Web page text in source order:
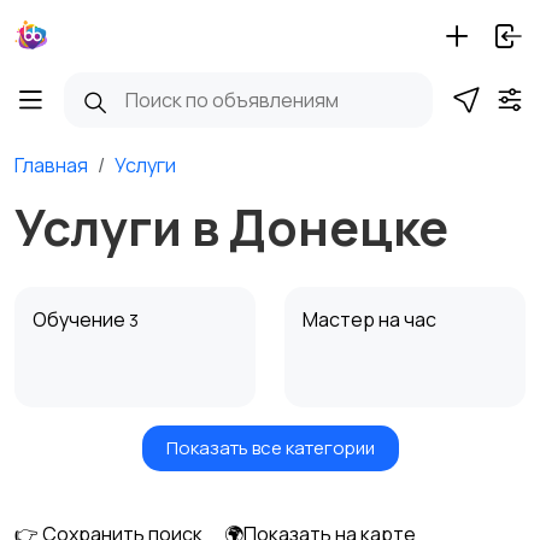
Главная Услуги
Услуги в Донецке
Обучение 3 Мастер на час
Красота и здоровье
Транспорт,
Показать все категории
👉 Сохранить поиск
🌍Показать на карте